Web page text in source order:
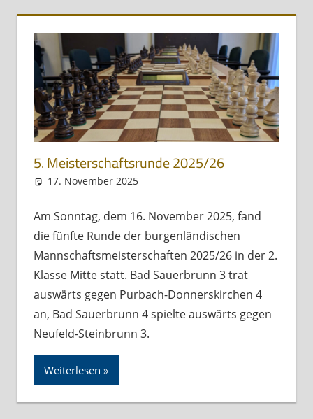
5. Meisterschaftsrunde 2025/26
17. November 2025
Am Sonntag, dem 16. November 2025, fand
die fünfte Runde der burgenländischen
Mannschaftsmeisterschaften 2025/26 in der 2.
Klasse Mitte statt. Bad Sauerbrunn 3 trat
auswärts gegen Purbach-Donnerskirchen 4
an, Bad Sauerbrunn 4 spielte auswärts gegen
Neufeld-Steinbrunn 3.
Weiterlesen